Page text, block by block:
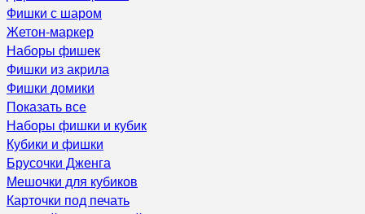
Фишки с шаром
Жетон-маркер
Наборы фишек
Фишки из акрила
Фишки домики
Показать все
Наборы фишки и кубик
Кубики и фишки
Брусочки Дженга
Мешочки для кубиков
Карточки под печать